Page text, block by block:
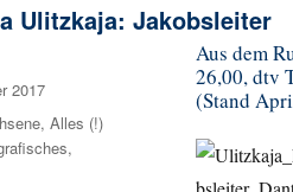
Ulitzkaja: Jakobsleiter
Aus dem
26,00, dtv
(Stand
2017
,Alles (!)
,